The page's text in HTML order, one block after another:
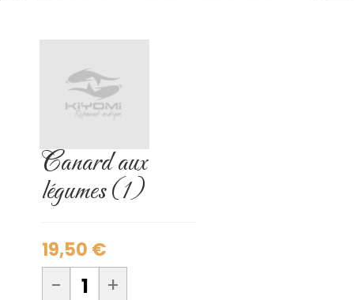
Canard aux
légumes (1)
19,50 €
- +